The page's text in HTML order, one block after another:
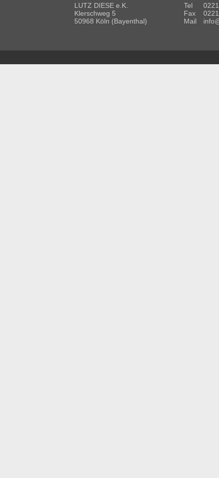
LUTZ DIESE e.K.
Klerschweg 5
50968 Köln (Bayenthal)
Tel
Fax
Mail